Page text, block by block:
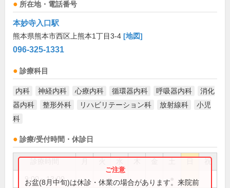
所在地・電話番号
本妙寺入口駅
熊本県熊本市西区上熊本1丁目3-4 [地図]
096-325-1331
診療科目
内科 神経内科 心療内科 循環器内科 呼吸器内科
消化
器内科
整形外科 リハビリテーション科 放射線科
小児
科
診療/受付時間・休診日
祝
9:00～13:00
お盆(8月中旬)は休診・休業の場合があります。来院前